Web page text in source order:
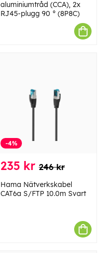
aluminiumtråd (CCA), 2x
RJ45-plugg 90 ° (8P8C)
-4%
235 kr 246 kr
Hama Nätverkskabel
CAT6a S/FTP 10.0m Svart